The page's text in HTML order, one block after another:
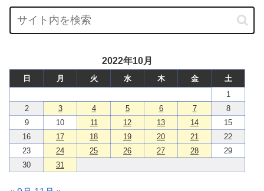
2022年10月
日 月 火 水 木 金
土
1
2
3 4 5 6 7
8
9
10 11 12 13 14
15
16
17 18 19 20 21
22
23
24 25 26 27 28
29
30
31